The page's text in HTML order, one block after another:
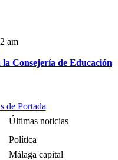
am
Consejería de Educación
de Portada
Últimas noticias
Política
Málaga capital